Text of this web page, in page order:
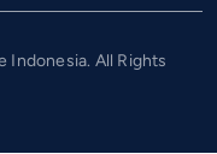
Indonesia. All Rights